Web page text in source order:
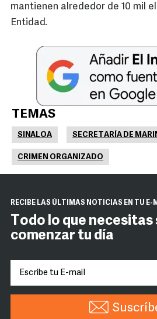
mantienen alrededor de 10 mil
Entidad.
TEMAS
SINALOA SECRETARÍA DE
CRIMEN ORGANIZADO
RECIBE LAS ÚLTIMAS NOTICIAS EN TU E-
Todo lo que necesitas
comenzar tu día